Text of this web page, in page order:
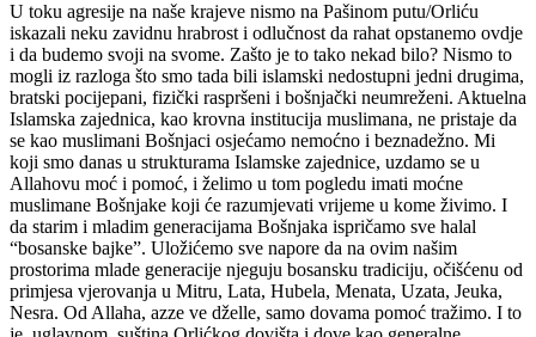
“bosanske bajke”. Uložićemo sve napore da na ovim našim
prostorima mlade generacije njeguju bosansku tradiciju, očišćenu od
primjesa vjerovanja u Mitru, Lata, Hubela, Menata, Uzata, Jeuka,
Nesra. Od Allaha, azze ve dželle, samo dovama pomoć tražimo. I to
je, uglavnom, suština Orlićkog dovišta i dove kao generalne
odrednice u zahvaljivanju Uzvišenom Stvoritelju.
Sveobuhvatno uzev, mi ne idemo u prošlost po svaku cijenu. Orlić
nije i nikad neće biti lokalitet praslavenskih svetkovina. Orlić je naša
duhovna i tradicijska radionica. Ovdje, braćo i sestre, ko god danas
boravi, neće ni mali ni veliki hadž obaviti. Ibadet ovdje ima istu
dimenziju kao i naš ibadet u našim džamijama i privatnim kućama.
Našim današnjim “penjanjem” na Orlić ne znači da smo postali
hadžije. Danas smo na Orliću da javno hvalimo naš dini-islam, da
iznova ponudimo i pokažemo kur'ansko-sunnetske postulate islama,
a ne neko pagansko i idolatrijsko zanovijetanje. Pagani nismo, i